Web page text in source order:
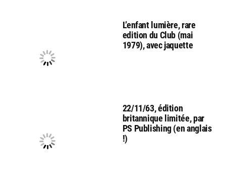
L’enfant lumière, rare
edition du Club (mai
1979), avec jaquette
22/11/63, édition
britannique limitée, par
PS Publishing (en anglais
!)